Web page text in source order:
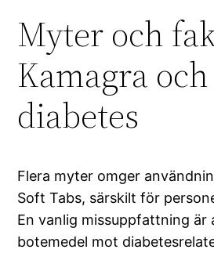
Myter och
Kamagra och
diabetes
Flera myter omger
Soft Tabs, särskilt för
En vanlig missuppfattning är
botemedel mot